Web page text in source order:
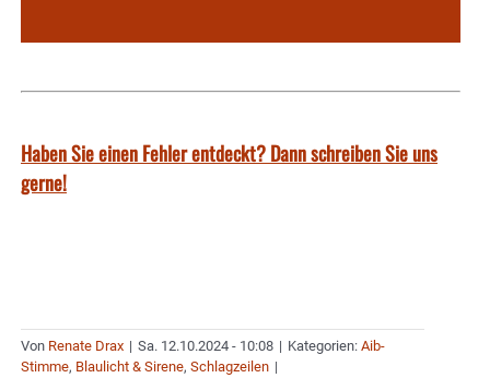
Haben Sie einen Fehler entdeckt? Dann schreiben Sie uns
gerne!
Von Renate Drax | Sa. 12.10.2024 - 10:08 | Kategorien: Aib-
Stimme, Blaulicht & Sirene, Schlagzeilen |